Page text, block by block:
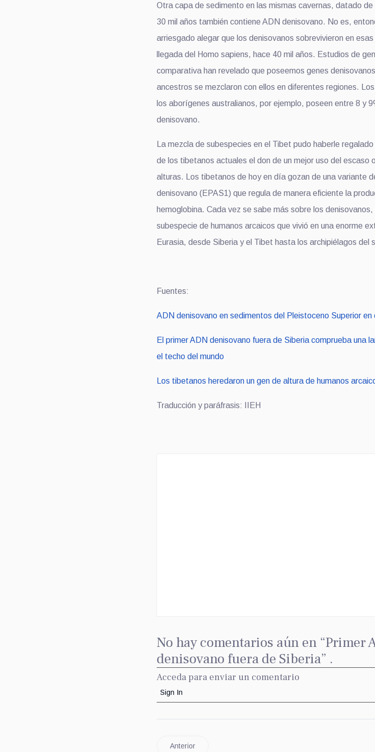
Otra capa de sedimento en las mismas cavernas, datado
30 mil años también contiene ADN denisovano. No es,
arriesgado alegar que los denisovanos sobrevivieron en
llegada del Homo sapiens, hace 40 mil años. Estudios de
comparativa han revelado que poseemos genes
ancestros se mezclaron con ellos en diferentes regiones.
los aborígenes australianos, por ejemplo, poseen entre 8 y
denisovano.
La mezcla de subespecies en el Tibet pudo haberle
de los tibetanos actuales el don de un mejor uso del escaso
alturas. Los tibetanos de hoy en día gozan de una variante
denisovano (EPAS1) que regula de manera eficiente la
hemoglobina. Cada vez se sabe más sobre los
subespecie de humanos arcaicos que vivió en una enorme
Eurasia, desde Siberia y el Tibet hasta los archipiélagos del
Fuentes:
ADN denisovano en sedimentos del Pleistoceno Superior en
El primer ADN denisovano fuera de Siberia comprueba una
el techo del mundo
Los tibetanos heredaron un gen de altura de humanos
Traducción y paráfrasis: IIEH
No hay comentarios aún en “Primer
denisovano fuera de Siberia” .
Acceda para enviar un comentario
Sign In
Anterior